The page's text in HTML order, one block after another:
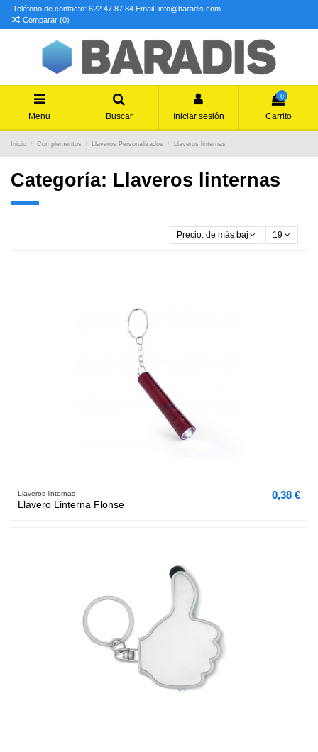
Teléfono de contacto: 622 47 87 84 Email: info@baradis.com
Comparar (0)
Menu Buscar Iniciar sesión
0
Carrito
Inicio Complementos Llaveros Personalizados Llaveros linternas
Categoría: Llaveros linternas
Precio: de más bajo a más alto
19
Llaveros linternas
Llavero Linterna Flonse
0,38 €